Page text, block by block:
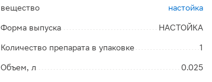
вещество
настойка
Форма выпуска НАСТОЙКА
Количество препарата в упаковке 1
Объем, л 0.025